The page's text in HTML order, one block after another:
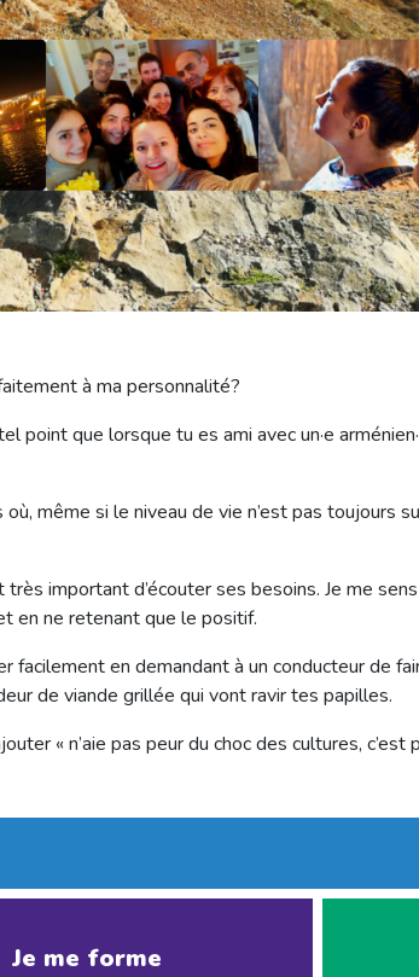
à ma personnalité?
que lorsque tu es ami avec un·e
même si le niveau de vie n’est pas toujours
important d’écouter ses besoins. Je me sens
en ne retenant que le positif.
facilement en demandant à un conducteur de
de viande grillée qui vont ravir tes papilles.
« n’aie pas peur du choc des cultures, c’est
Je me forme